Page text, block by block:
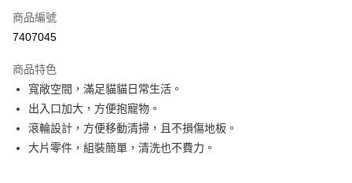
【「AFTEE先享後付」結帳流程】
結帳頁面，進行簡訊認證並確認金額後，即可完成結帳。
３．收到繳費通知簡訊後14天內，點擊此簡訊中的連結，可透過四大超商／
ATM／網路銀行／等多元方式進行付款，方視為交易完成。
※ 請注意：結帳手續完成當下不需立刻繳費，但若您需要取消訂單，請聯絡
購買商品的店家。未經商家同意取消之訂單仍視為有效，需透過AFTEE先享
後付繳納相關費用。
一般宅配
每筆NT$100，滿NT$2,000(含以上)免運費
大型貨運
每筆NT$300
宅配-離島
每筆NT$180
商品編號
7407045
商品特色
寬敞空間，滿足貓貓日常生活。
出入口加大，方便抱寵物。
滾輪設計，方便移動清掃，且不損傷地板。
大片零件，組裝簡單，清洗也不費力。